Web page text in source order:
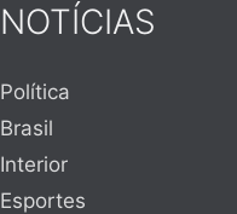
NOTÍCIAS
Política
Brasil
Interior
Esportes